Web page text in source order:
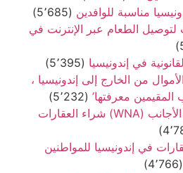
(5٬685)
لتوصيل الطعام عبر الإنترنت في
في إندونيسيا (5٬395)
من الخارج إلى إندونيسيا ،
معرفتها’ (5٬232)
يمكن للمواطنين الأجانب (WNA) شراء العقارات
في إندونيسيا للمواطنين
(4٬766)